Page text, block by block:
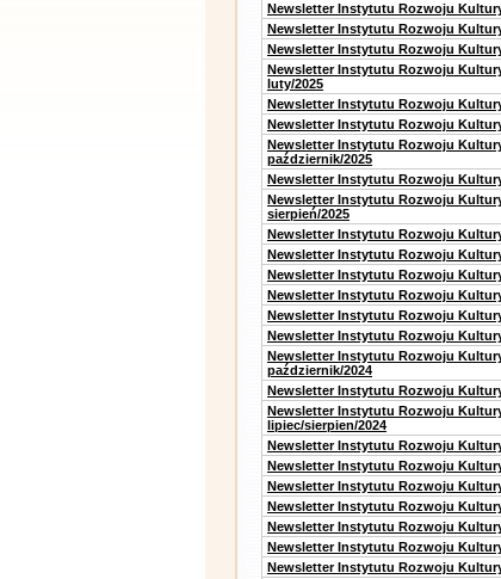
Newsletter Instytutu Rozwoju
Newsletter Instytutu Rozwoju
Newsletter Instytutu Rozwoju
Newsletter Instytutu Rozwoju
luty/2025
Newsletter Instytutu Rozwoju
Newsletter Instytutu Rozwoju
Newsletter Instytutu Rozwoju
październik/2025
Newsletter Instytutu Rozwoju
Newsletter Instytutu Rozwoju
sierpień/2025
Newsletter Instytutu Rozwoju
Newsletter Instytutu Rozwoju
Newsletter Instytutu Rozwoju
Newsletter Instytutu Rozwoju
Newsletter Instytutu Rozwoju
Newsletter Instytutu Rozwoju
Newsletter Instytutu Rozwoju
październik/2024
Newsletter Instytutu Rozwoju
Newsletter Instytutu Rozwoju
lipiec/sierpien/2024
Newsletter Instytutu Rozwoju
Newsletter Instytutu Rozwoju
Newsletter Instytutu Rozwoju
Newsletter Instytutu Rozwoju
Newsletter Instytutu Rozwoju
Newsletter Instytutu Rozwoju
Newsletter Instytutu Rozwoju